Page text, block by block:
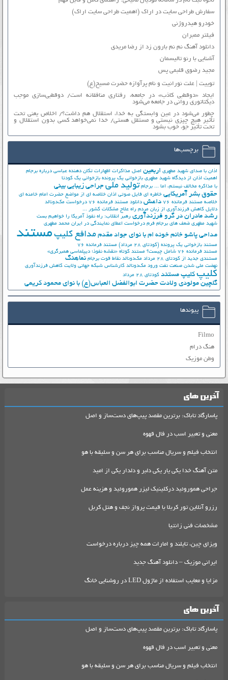
سفارش طراحی سایت در اراک (اهمیت طراحی سایت اراک)
خودرو هیدروژنی
فیلتر ممبران
دانلود آهنگ نم نم بارون زد از رضا مریدی
آشنایی با رنو تالیسمان
مجید رضوی قلبمی پس
توییت | علت نورانیت و نام پرآوازه حضرت مسیح(ع)
ایجاد «دوقطبی کاذب» در جامعه، رفتاری منافقانه است/ دوقطبی‌سازی موجب
دیکتاتوری روانی در جامعه می‌شود
چطور می‌شود در عین وابستگی به خدا، استقلال هم داشت؟/ اخلاص یعنی تحت
تأثیر هیچ چیزی نیستی و مستقل هستی/ خدا نمی‌خواهد کسی بدون استقلال و
تحت تأثیر جوّ، خوب بشود
برچسب‌ها
اذان با صدای شهید مطهری اربعین اصل مذاکرات اظهارات تکان دهنده عباسی درباره برجام
اهمیت اذان از دیدگاه شهید مطهری بازخوانی یک پرونده بازخوانی یک کودتا
با مذاکره مخالف نیستم، اما ... برجام تولید ملی جراحی زیبایی بینی
حقوق بشر آمریکایی خاطره ای فایل صوتی اذان خلاصه ای از مواضع حضرت امام خامنه ای
خلاصه مستند فرمانده 76
داعش دانلود مستند فرمانده 76
درخواست مک‌دونالد
دلایل کاهش فرزندآوری از زبان مردم راه علاج مشکلات کشور ...
رشد مادران در گرو فرزندآوری رهبر انقلاب: راه نفوذ آمریکا را خواهیم بست
شهید مطهری ضعف های برجام فرم درخواست اعطای نمایندگی در ایران محمد مطهری
مداحی پاشو خانم خونه ام با نوای جواد مقدم مدافع کلیپ مستند
مستند بازخوانی یک پرونده (کودتای 28 مرداد)
مستند فرمانده 76
مستند فرمانده 76 شامل چیست؟
مستند کوتاه «نقشه نفوذ؛ دیپلماسی همبرگری»
مستندی جدید از کودتای 28 مرداد
مک‌دونالد نقاط قوت برجام نماهنگ
نهضت ملي شدن صنعت نفت ورود مک‌دونالد کارشناس شبکه جهانی ولایت کاهش فرزندآوری
کلیپ کلیپ مستند کودتای 28 مرداد
گلچین مولودی ولادت حضرت ابوالفضل العباس(ع) با نوای محمود کریمی
پیوندها
Filmo
هنگ درام
وطن موزیک
آخرین های
پاسارگاد تاباک: برترین مقصد پیپ‌های دست‌ساز و اصل
معنی و تعبیر اسب در فال قهوه
انتخاب فیلم و سریال مناسب برای هر سن و سلیقه با هو
متن آهنگ خدا یکی یار یکی دلبر و دلدار یکی از امید
جراحی هموروئید درکلینیک لیزر هموروئید و هزینه عمل
رزرو آنلاین تور کربلا با قیمت پرواز نجف و هتل کربل
مشخصات فنی زانتیا
ویزای چین، تایلند و امارات همه چیز درباره درخواست
ایرانی موزیک – دانلود آهنگ جدید
مزایا و معایب استفاده از ماژول LED در روشنایی خانگ
آخرین های
پاسارگاد تاباک: برترین مقصد پیپ‌های دست‌ساز و اصل
معنی و تعبیر اسب در فال قهوه
انتخاب فیلم و سریال مناسب برای هر سن و سلیقه با هو